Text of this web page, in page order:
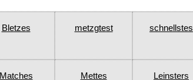
Bletzes metzgtest schnellstes
Matches Mettes Leinsters